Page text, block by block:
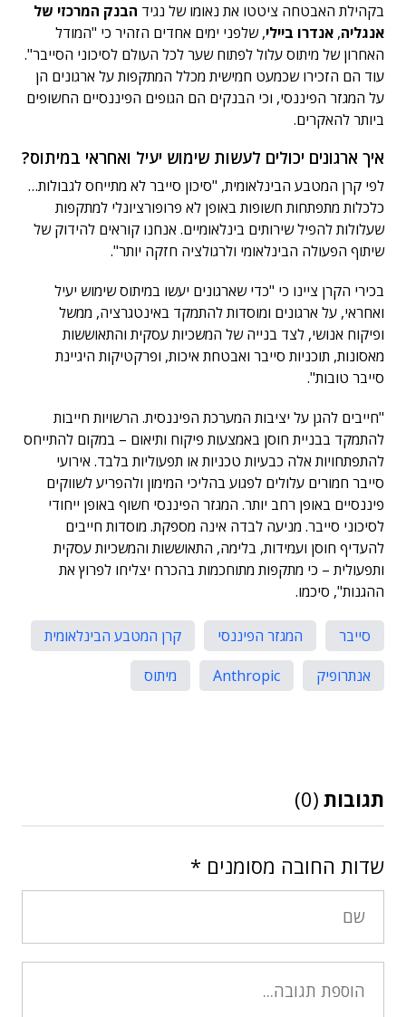
בקהילת האבטחה ציטטו את נאומו של נגיד הבנק המרכזי של
אנגליה, אנדרו ביילי, שלפני ימים אחדים הזהיר כי "המודל
האחרון של מיתוס עלול לפתוח שער לכל העולם לסיכוני הסייבר".
עוד הם הזכירו שכמעט חמישית מכלל המתקפות על ארגונים הן
על המגזר הפיננסי, וכי הבנקים הם הגופים הפיננסיים החשופים
ביותר להאקרים.
איך ארגונים יכולים לעשות שימוש יעיל ואחראי במיתוס?
לפי קרן המטבע הבינלאומית, "סיכון סייבר לא מתייחס לגבולות…
כלכלות מתפתחות חשופות באופן לא פרופורציונלי למתקפות
שעלולות להפיל שירותים בינלאומיים. אנחנו קוראים להידוק של
שיתוף הפעולה הבינלאומי ולרגולציה חזקה יותר".
בכירי הקרן ציינו כי "כדי שארגונים יעשו במיתוס שימוש יעיל
ואחראי, על ארגונים ומוסדות להתמקד באינטגרציה, ממשל
ופיקוח אנושי, לצד בנייה של המשכיות עסקית והתאוששות
מאסונות, תוכניות סייבר ואבטחת איכות, ופרקטיקות היגיינת
סייבר טובות".
"חייבים להגן על יציבות המערכת הפיננסית. הרשויות חייבות
להתמקד בבניית חוסן באמצעות פיקוח ותיאום – במקום להתייחס
להתפתחויות אלה כבעיות טכניות או תפעוליות בלבד. אירועי
סייבר חמורים עלולים לפגוע בהליכי המימון ולהפריע לשווקים
פיננסיים באופן רחב יותר. המגזר הפיננסי חשוף באופן ייחודי
לסיכוני סייבר. מניעה לבדה אינה מספקת. מוסדות חייבים
להעדיף חוסן ועמידות, בלימה, התאוששות והמשכיות עסקית
ותפעולית – כי מתקפות מתוחכמות בהכרח יצליחו לפרוץ את
ההגנות", סיכמו.
סייבר המגזר הפיננסי
קרן המטבע הבינלאומית
אנתרופיק
Anthropic מיתוס
תגובות (0)
שדות החובה מסומנים *